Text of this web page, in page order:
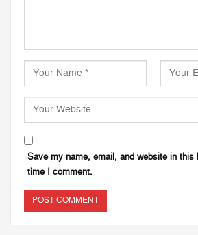
Save my name, email, and website in this
time I comment.